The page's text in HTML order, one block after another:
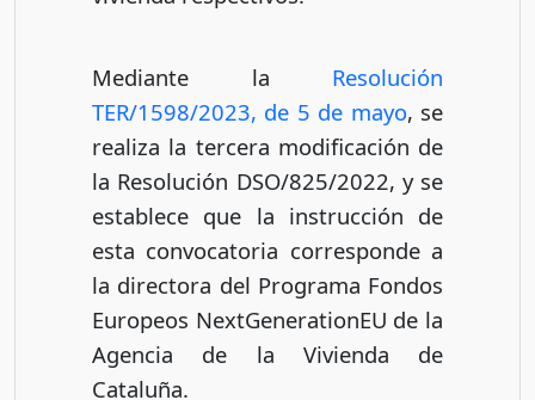
Mediante la Resolución
TER/1598/2023, de 5 de mayo, se
realiza la tercera modificación de
la Resolución DSO/825/2022, y se
establece que la instrucción de
esta convocatoria corresponde a
la directora del Programa Fondos
Europeos NextGenerationEU de la
Agencia de la Vivienda de
Cataluña.